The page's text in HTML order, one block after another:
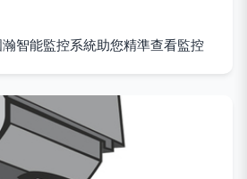
智能監控系統助您精準查看監控